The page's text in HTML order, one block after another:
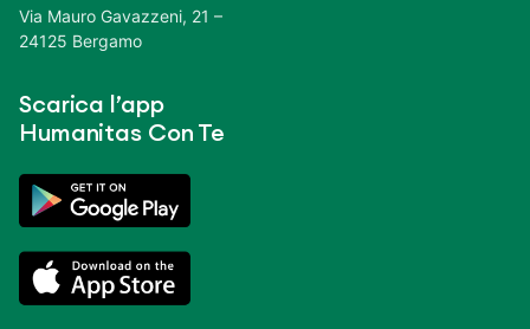
Via Mauro Gavazzeni, 21 –
24125 Bergamo
Scarica l’app
Humanitas Con Te